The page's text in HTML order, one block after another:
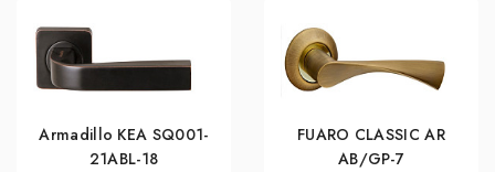
Armadillo KEA SQ001-
21ABL-18
FUARO CLASSIC AR
AB/GP-7